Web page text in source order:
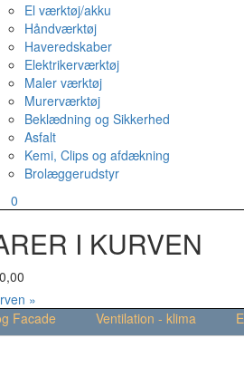
El værktøj/akku
Håndværktøj
Haveredskaber
Elektrikerværktøj
Maler værktøj
Murerværktøj
Beklædning og Sikkerhed
Asfalt
Kemi, Clips og afdækning
Brolæggerudstyr
0
I KURVEN
0,00
»
Facade Ventilation - klima